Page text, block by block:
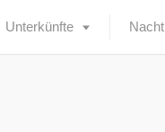
Unterkünfte